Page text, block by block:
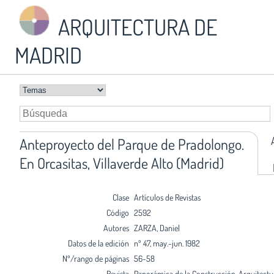
ARQUITECTURA DE
MADRID
Anteproyecto del Parque de Pradolongo.
En Orcasitas, Villaverde Alto (Madrid)
Clase Artículos de Revistas
Código 2592
Autores ZARZA, Daniel
Datos de la edición nº 47, may.-jun. 1982
Nº/rango de páginas 56-58